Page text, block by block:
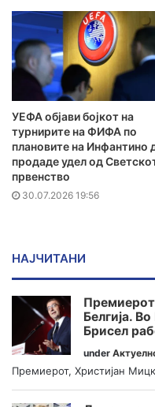
УЕФА објави бојкот на
турнирите на ФИФА по
плановите на Инфантино
продаде удел од
првенство
30.07.2026 19:56
НАЈЧИТАНИ
Премиерот
Белгија.
Брисел
under
Премиерот, Христијан